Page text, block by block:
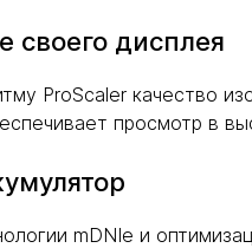
своего дисплея
ProScaler качество
просмотр в
mDNIe и